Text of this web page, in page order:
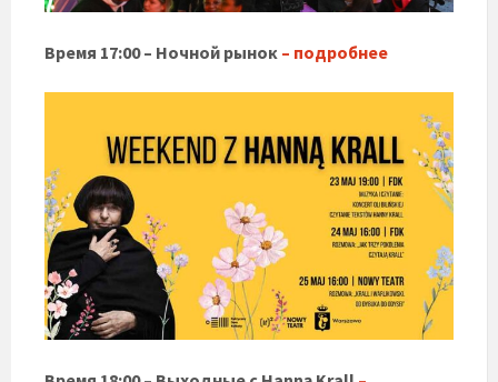
Время 17:00 – Ночной рынок – подробнее